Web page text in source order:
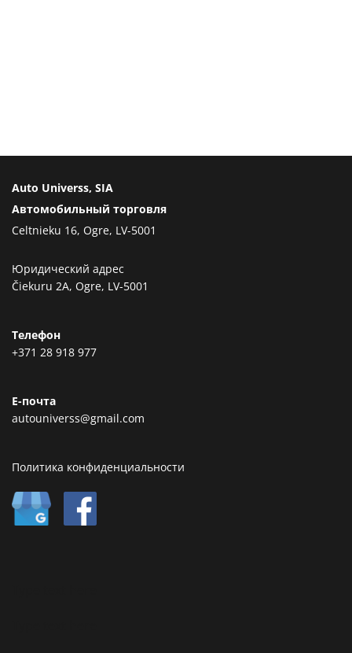
Auto Universs, SIA
Автомобильный торговля
Celtnieku 16, Ogre, LV-5001
Юридический адрес
Čiekuru 2A, Ogre, LV-5001
Телефон
+371 28 918 977
Е-почта
autouniverss@gmail.com
Политика конфиденциальности